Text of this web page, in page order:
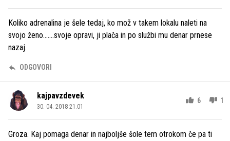
Koliko adrenalina je šele tedaj, ko mož v takem lokalu naleti na
svojo ženo.......svoje opravi, ji plača in po službi mu denar prnese
nazaj.
ODGOVORI
kajpavzdevek
30. 04. 2018 21.01
6 1
Groza. Kaj pomaga denar in najboljše šole tem otrokom če pa ti